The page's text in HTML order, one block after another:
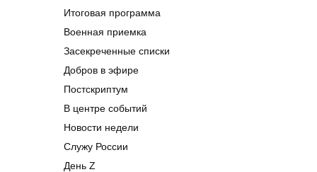
Итоговая программа
Военная приемка
Засекреченные списки
Добров в эфире
Постскриптум
В центре событий
Новости недели
Служу России
День Z